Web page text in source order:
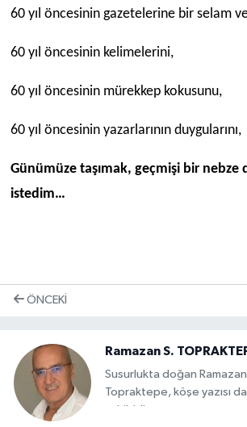
60 yıl öncesinin gazetelerine bir selam
60 yıl öncesinin kelimelerini,
60 yıl öncesinin mürekkep kokusunu,
60 yıl öncesinin yazarlarının duygularını,
Günümüze taşımak, geçmişi bir nebze
istedim…
ÖNCEKI
Ramazan S.
Susurlukta doğan
Topraktepe, köşe yazısı
sahibidir.